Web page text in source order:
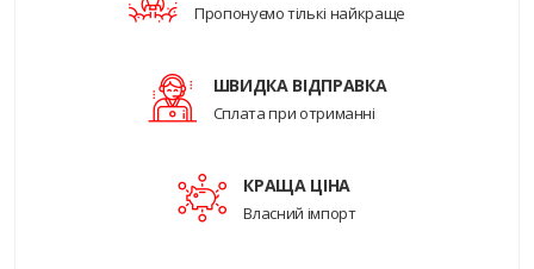
Пропонуємо тількі найкраще
ШВИДКА ВІДПРАВКА
Сплата при отриманні
КРАЩА ЦІНА
Власний імпорт